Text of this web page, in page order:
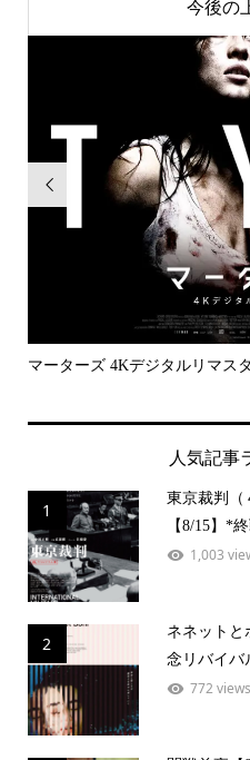
今後の

マーターズ 4Kデジタルリマス
人気記事
1
東京裁判（
【8/15】*
1,003
2
ネネットと
念リバイバ
772 views